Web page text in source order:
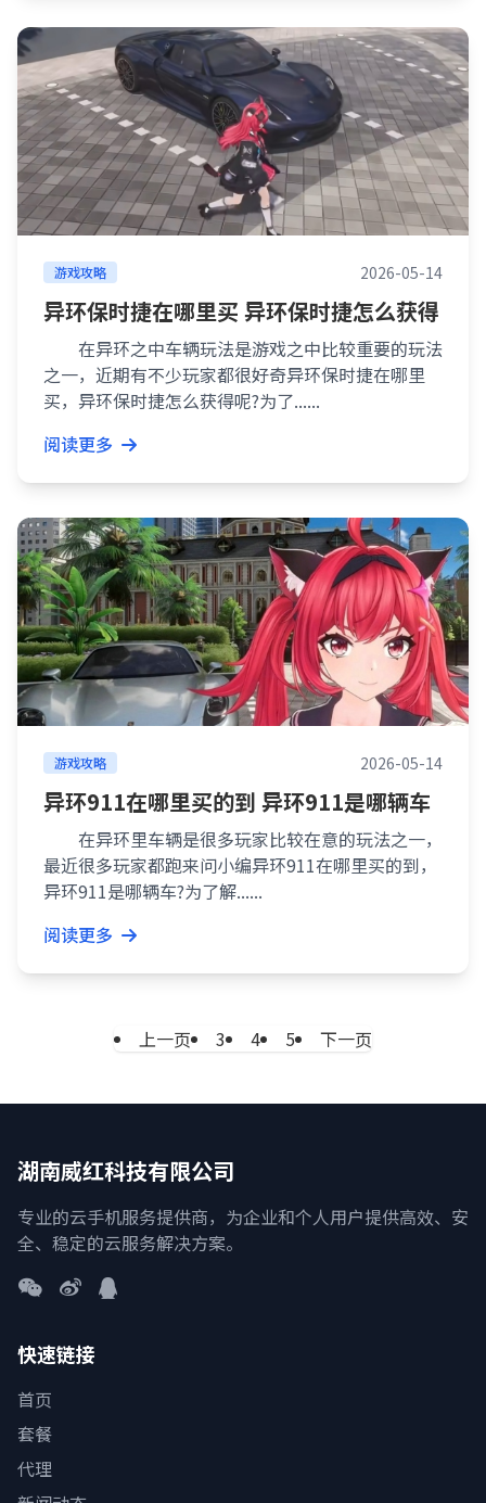
游戏攻略 2026-05-14
异环保时捷在哪里买 异环保时捷怎么获得
在异环之中车辆玩法是游戏之中比较重要的玩法
之一，近期有不少玩家都很好奇异环保时捷在哪里
买，异环保时捷怎么获得呢?为了......
阅读更多
游戏攻略 2026-05-14
异环911在哪里买的到 异环911是哪辆车
在异环里车辆是很多玩家比较在意的玩法之一，
最近很多玩家都跑来问小编异环911在哪里买的到，
异环911是哪辆车?为了解......
阅读更多
上一页 3 4 5 下一页
湖南威红科技有限公司
专业的云手机服务提供商，为企业和个人用户提供高效、安
全、稳定的云服务解决方案。
快速链接
首页
套餐
代理